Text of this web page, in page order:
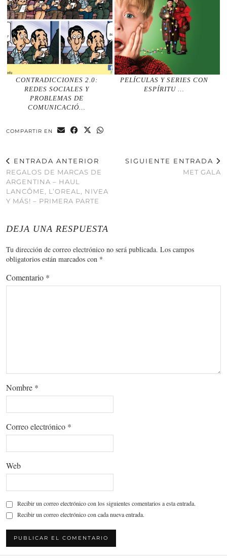
CONTRADICCIONES 2.0:
REDES SOCIALES Y
PROBLEMAS DE
COMUNICACIÓ…
PELÍCULAS Y SERIES CON
ESPÍRITU …
COMPARTIR EN
ENTRADA ANTERIOR
REGALOS DE MARCAS DE
ARGENTINA – HAUL
LANCÔME, L’OREAL, NIVEA
Y MÁS! – PRIMERA PARTE
SIGUIENTE ENTRADA
MET GALA
DEJA UNA RESPUESTA
Tu dirección de correo electrónico no será publicada. Los campos
obligatorios están marcados con *
Comentario *
Nombre *
Correo electrónico *
Web
Recibir un correo electrónico con los siguientes comentarios a esta entrada.
Recibir un correo electrónico con cada nueva entrada.